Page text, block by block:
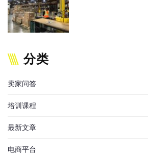
分类
卖家问答
培训课程
最新文章
电商平台